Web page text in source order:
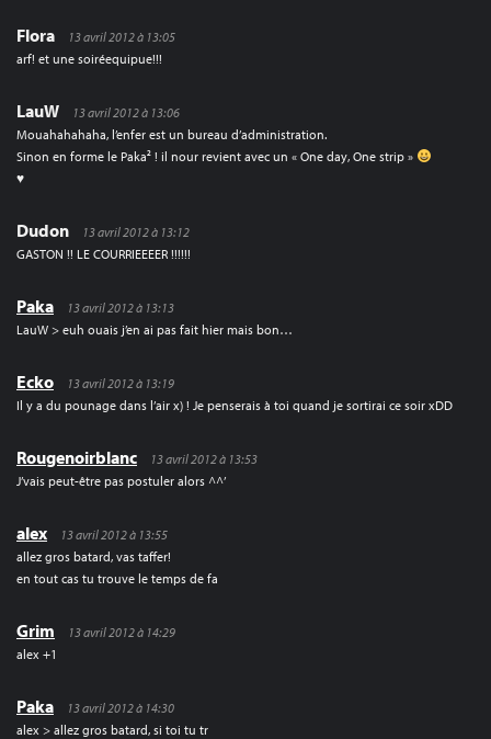
Flora
13 avril 2012 à 13:05
arf! et une soiréequipue!!!
LauW
13 avril 2012 à 13:06
Mouahahahaha, l’enfer est un bureau d’administration.
Sinon en forme le Paka² ! il nour revient avec un « One day, One strip »
♥
Dudon
13 avril 2012 à 13:12
GASTON !! LE COURRIEEEER !!!!!!
Paka
13 avril 2012 à 13:13
LauW > euh ouais j’en ai pas fait hier mais bon…
Ecko
13 avril 2012 à 13:19
Il y a du pounage dans l’air x) ! Je penserais à toi quand je sortirai ce soir xDD
Rougenoirblanc
13 avril 2012 à 13:53
J’vais peut-être pas postuler alors ^^’
alex
13 avril 2012 à 13:55
allez gros batard, vas taffer!
en tout cas tu trouve le temps de fa
Grim
13 avril 2012 à 14:29
alex +1
Paka
13 avril 2012 à 14:30
alex > allez gros batard, si toi tu tr